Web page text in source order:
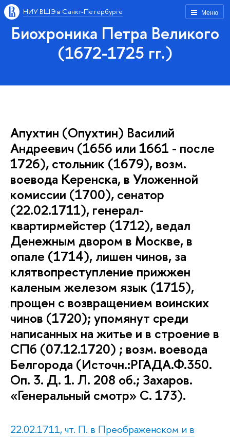
Меню
НИУ ВШЭ в Санкт-Петербурге
Биохроника Петра Великого
(1672-1725 гг.)
Апухтин (Опухтин) Василий
Андреевич (1656 или 1661 - после
1726), стольник (1679), возм.
воевода Керенска, в Уложенной
комиссии (1700), сенатор
(22.02.1711), генерал-
квартирмейстер (1712), ведал
Денежным двором в Москве, в
опале (1714), лишен чинов, за
клятвопреступление прижжен
каленым железом язык (1715),
прощен с возвращением воинских
чинов (1720); упомянут среди
написанных на житье и в строение в
СПб (07.12.1720) ; возм. воевода
Белгорода (Источн.:РГАДА.Ф.350.
Оп. 3. Д. 1. Л. 208 об.; Захаров.
«Генеральный смотр» С. 173).
22.02.1711, чт. П. в Преображенском и в